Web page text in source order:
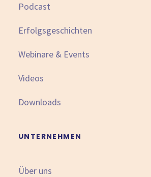
Podcast
Erfolgsgeschichten
Webinare & Events
Videos
Downloads
UNTERNEHMEN
Über uns